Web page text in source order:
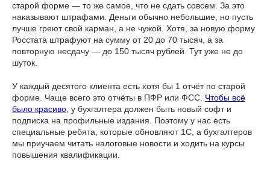
старой форме — то же самое, что не сдать совсем. За это
наказывают штрафами. Деньги обычно небольшие, но пусть
лучше греют свой карман, а не чужой. Хотя, за новую форму
Росстата штрафуют на сумму от 20 до 70 тысяч, а за
повторную несдачу — до 150 тысяч рублей. Тут уже не до
шуток.
У каждый десятого клиента есть хотя бы 1 отчёт по старой
форме. Чаще всего это отчёты в ПФР или ФСС. Чтобы всё
было красиво, у бухгалтера должен быть новый софт и
подписка на профильные издания. Поэтому у нас есть
специальные ребята, которые обновляют 1С, а бухгалтеров
мы приучаем читать налоговые новости и ходить на курсы
повышения квалификации.